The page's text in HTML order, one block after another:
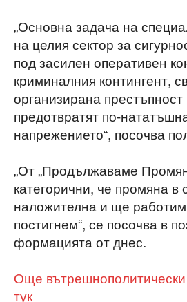
„Основна задача на
на целия сектор за
под засилен оперативен
криминалния контингент,
организирана престъпност
предотвратят по-
напрежението“, посочва
„От „Продължаваме
категорични, че промяна в
наложителна и ще
постигнем“, се посочва в
формацията от днес.
Още вътрешнополитически
тук